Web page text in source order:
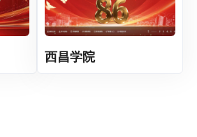
西昌学院